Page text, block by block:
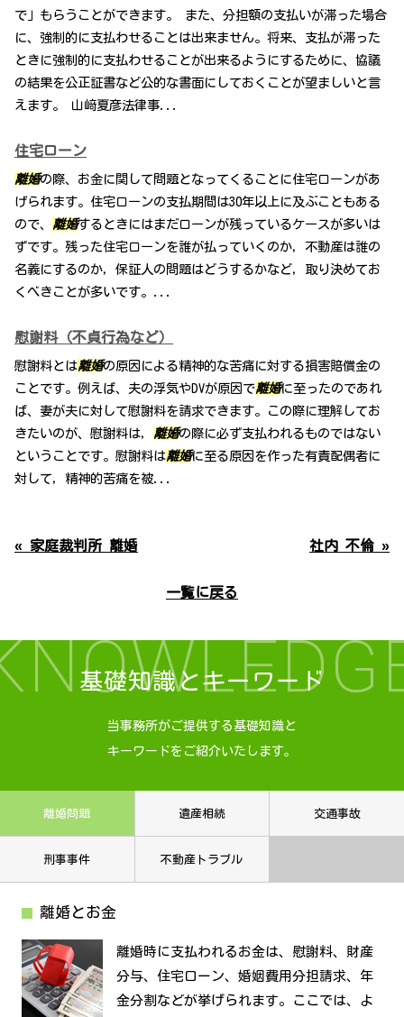
で」もらうことができます。 また、分担額の支払いが滞った場合
に、強制的に支払わせることは出来ません。将来、支払が滞った
ときに強制的に支払わせることが出来るようにするために、協議
の結果を公正証書など公的な書面にしておくことが望ましいと言
えます。 山﨑夏彦法律事...
住宅ローン
離婚の際、お金に関して問題となってくることに住宅ローンがあ
げられます。住宅ローンの支払期間は30年以上に及ぶこともある
ので、 離婚するときにはまだローンが残っているケースが多いは
ずです。残った住宅ローンを誰が払っていくのか，不動産は誰の
名義にするのか，保証人の問題はどうするかなど，取り決めてお
くべきことが多いです。...
慰謝料（不貞行為など）
慰謝料とは離婚の原因による精神的な苦痛に対する損害賠償金の
ことです。例えば、夫の浮気やDVが原因で離婚に至ったのであれ
ば、妻が夫に対して慰謝料を請求できます。この際に理解してお
きたいのが、慰謝料は， 離婚の際に必ず支払われるものではない
ということです。慰謝料は離婚に至る原因を作った有責配偶者に
対して，精神的苦痛を被...
« 家庭裁判所 離婚 社内 不倫 »
一覧に戻る
基礎知識とキーワード
当事務所がご提供する基礎知識と
キーワードをご紹介いたします。
離婚問題 遺産相続 交通事故
刑事事件 不動産トラブル
離婚とお金
離婚時に支払われるお金は、慰謝料、財産
分与、住宅ローン、婚姻費用分担請求、年
金分割などが挙げられます。ここでは、よ